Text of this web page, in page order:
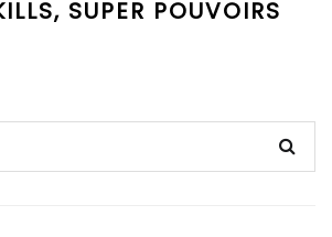
SUPER POUVOIRS